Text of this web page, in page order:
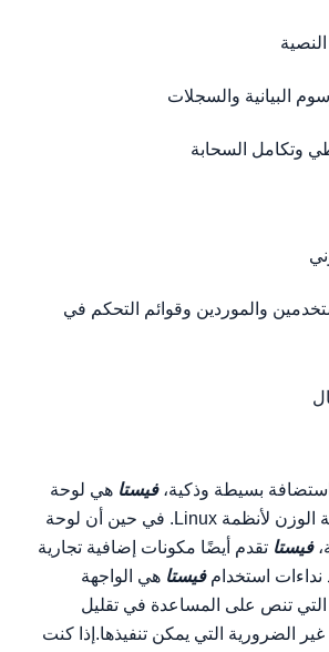
البيانية والسجلات
وتكامل السحابة
والموردين وقوائم التحكم في
بسيطة وذكية،فيستا هي لوحة
تحكم واضحة وخفيفة الوزن لأنظمة Linux. في حين أن لوحة
فيستا تقدم أيضًا مكونات إضافية تجارية
نداءات استخدامفيستا هي الواجهة
التي تنص على المساعدة في تقليل
الضرورية التي يمكن تنفيذها.إذا كنت